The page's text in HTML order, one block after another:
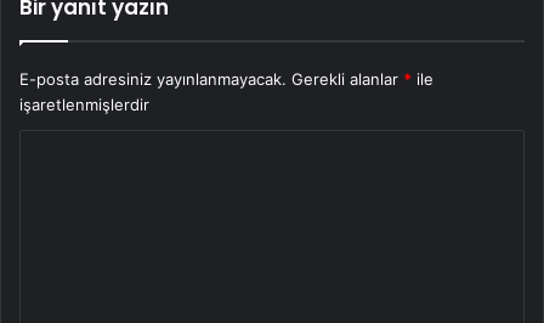
Bir yanıt yazın
E-posta adresiniz yayınlanmayacak. Gerekli alanlar * ile
işaretlenmişlerdir